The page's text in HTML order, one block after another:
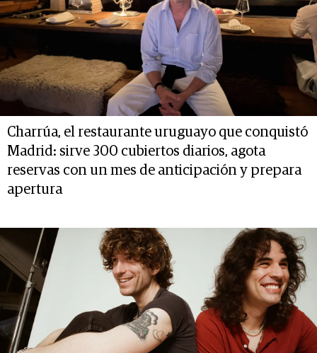
Charrúa, el restaurante uruguayo que conquistó
Madrid: sirve 300 cubiertos diarios, agota
reservas con un mes de anticipación y prepara
apertura